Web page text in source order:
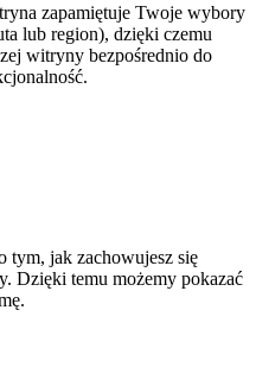
zapamiętuje Twoje wybory
lub region), dzięki czemu
witryny bezpośrednio do
tym, jak zachowujesz się
Dzięki temu możemy pokazać